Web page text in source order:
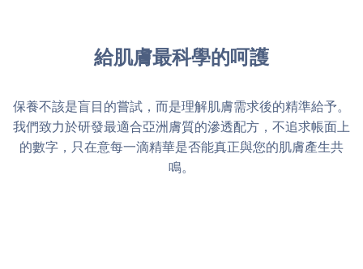
給肌膚最科學的呵護
保養不該是盲目的嘗試，而是理解肌膚需求後的精準給予。
我們致力於研發最適合亞洲膚質的滲透配方，不追求帳面上
的數字，只在意每一滴精華是否能真正與您的肌膚產生共
鳴。